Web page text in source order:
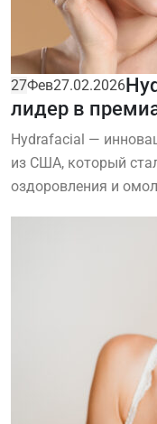
27Фев27.02.2026
лидер в
Hydrafacial —
из США, который
оздоровления и